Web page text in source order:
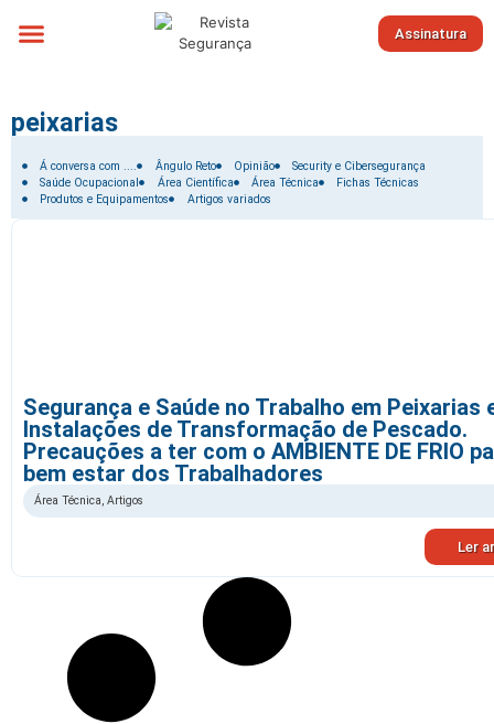
Assinatura
peixarias
Filtrar por:
Á conversa com .... Ângulo Reto Opinião
Security e Cibersegurança
Saúde Ocupacional
Área Científica Área Técnica
Fichas Técnicas
Produtos e Equipamentos
Artigos variados
Segurança e Saúde no Trabalho em Peixarias
Instalações de Transformação de Pescado.
Precauções a ter com o AMBIENTE DE FRIO
bem estar dos Trabalhadores
Área Técnica, Artigos
Ler